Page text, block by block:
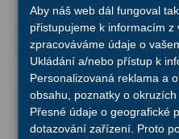
Adaptéry M4833
Filtry L-RGB7
Filtry IR-Pass6
Filtry IR-Block10
Hledáček
Okulárový výtah
Výška stativu
Montáž
Aby náš web dál fungoval
přistupujeme k informacím z
zpracováváme údaje o
Ukládání a/nebo přístup k
Personalizovaná reklama a
obsahu, poznatky o
Přesné údaje o geografické
dotazování zařízení. Proto